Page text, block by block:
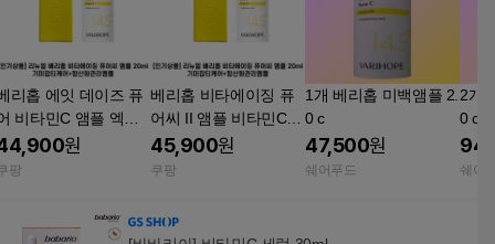
리홉 에잇 데이즈 퓨
비타민C 앰플 엑스
트 기미잡티 미백앰
원
팡
베리홉 비타에이징 퓨
어씨 II 앰플 비타민C
45,900원
쿠팡
1개 베리홉 미백앰플 2.
0 c
47,500원
쉐어푸드
2개
0 c
쉐어